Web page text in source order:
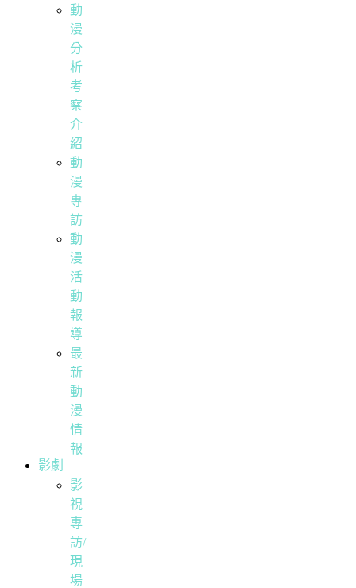
動
漫
分
析
考
察
介
紹
動
漫
專
訪
動
漫
活
動
報
導
最
新
動
漫
情
報
影劇
影
視
專
訪/
現
場